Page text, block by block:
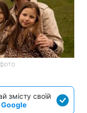
змісту своїй
Google